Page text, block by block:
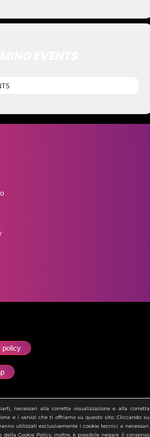
policy
necessari alla corretta visualizzazione e alla corretta
e i servizi che ti offriamo su questo sito. Cliccando su
utilizzati esclusivamente i cookie tecnici e necessari.
Cookie Policy, inoltre, è possibile negare il consenso